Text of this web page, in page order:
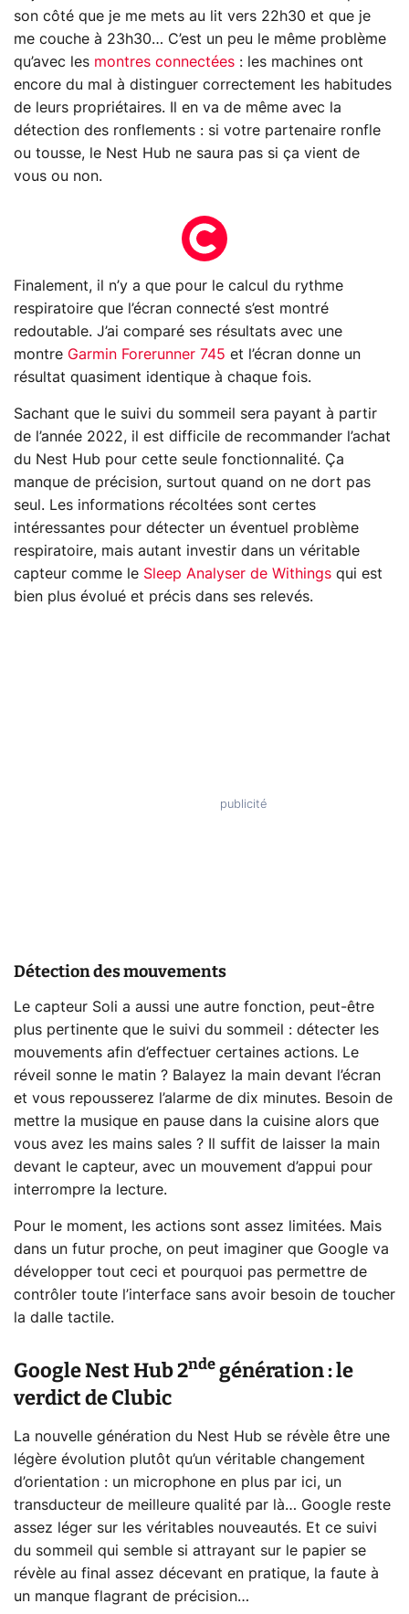
son côté que je me mets au lit vers 22h30 et que je
me couche à 23h30… C’est un peu le même problème
qu’avec les montres connectées : les machines ont
encore du mal à distinguer correctement les habitudes
de leurs propriétaires. Il en va de même avec la
détection des ronflements : si votre partenaire ronfle
ou tousse, le Nest Hub ne saura pas si ça vient de
vous ou non.
Finalement, il n’y a que pour le calcul du rythme
respiratoire que l’écran connecté s’est montré
redoutable. J’ai comparé ses résultats avec une
montre Garmin Forerunner 745 et l’écran donne un
résultat quasiment identique à chaque fois.
Sachant que le suivi du sommeil sera payant à partir
de l’année 2022, il est difficile de recommander l’achat
du Nest Hub pour cette seule fonctionnalité. Ça
manque de précision, surtout quand on ne dort pas
seul. Les informations récoltées sont certes
intéressantes pour détecter un éventuel problème
respiratoire, mais autant investir dans un véritable
capteur comme le Sleep Analyser de Withings qui est
bien plus évolué et précis dans ses relevés.
Détection des mouvements
Le capteur Soli a aussi une autre fonction, peut-être
plus pertinente que le suivi du sommeil : détecter les
mouvements afin d’effectuer certaines actions. Le
réveil sonne le matin ? Balayez la main devant l’écran
et vous repousserez l’alarme de dix minutes. Besoin de
mettre la musique en pause dans la cuisine alors que
vous avez les mains sales ? Il suffit de laisser la main
devant le capteur, avec un mouvement d’appui pour
interrompre la lecture.
Pour le moment, les actions sont assez limitées. Mais
dans un futur proche, on peut imaginer que Google va
développer tout ceci et pourquoi pas permettre de
contrôler toute l’interface sans avoir besoin de toucher
la dalle tactile.
Google Nest Hub 2nde génération : le
verdict de Clubic
La nouvelle génération du Nest Hub se révèle être une
légère évolution plutôt qu’un véritable changement
d’orientation : un microphone en plus par ici, un
transducteur de meilleure qualité par là… Google reste
assez léger sur les véritables nouveautés. Et ce suivi
du sommeil qui semble si attrayant sur le papier se
révèle au final assez décevant en pratique, la faute à
un manque flagrant de précision…